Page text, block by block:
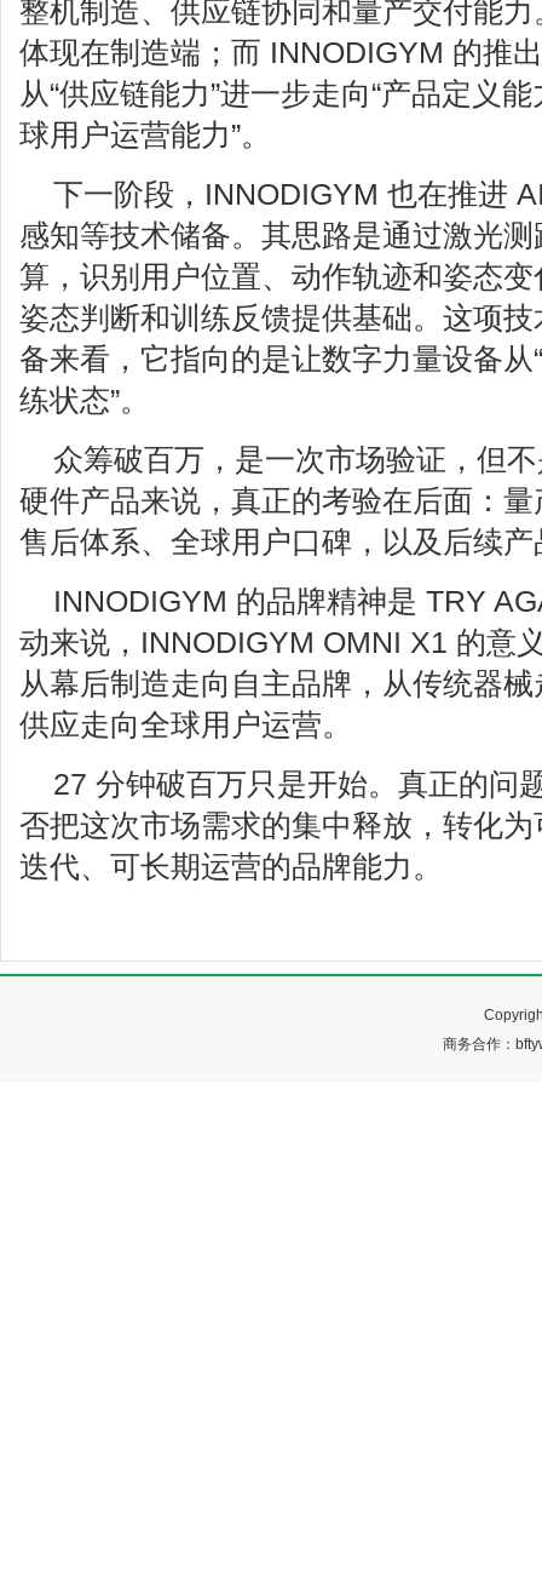
整机制造、供应链协同和量产交付能
体现在制造端；而 INNODIGYM 的推
从“供应链能力”进一步走向“产品定义
球用户运营能力”。
下一阶段，INNODIGYM 也在推进
感知等技术储备。其思路是通过激光
算，识别用户位置、动作轨迹和姿态
姿态判断和训练反馈提供基础。这项
备来看，它指向的是让数字力量设备从
练状态”。
众筹破百万，是一次市场验证，但
硬件产品来说，真正的考验在后面：
售后体系、全球用户口碑，以及后续产
INNODIGYM 的品牌精神是 TRY
动来说，INNODIGYM OMNI X1 的意
从幕后制造走向自主品牌，从传统器
供应走向全球用户运营。
27 分钟破百万只是开始。真正的问
否把这次市场需求的集中释放，转化
迭代、可长期运营的品牌能力。
商务合作：